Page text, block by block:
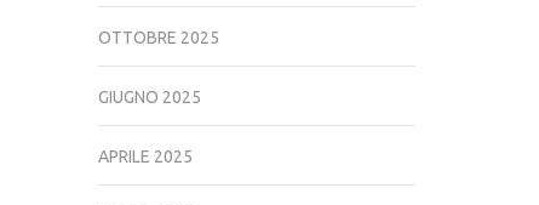
OTTOBRE 2025
GIUGNO 2025
APRILE 2025